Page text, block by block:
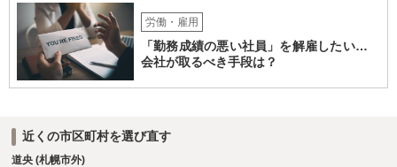
労働・雇用
「勤務成績の悪い社員」を解雇したい…
会社が取るべき手段は？
近くの市区町村を選び直す
道央 (札幌市外)